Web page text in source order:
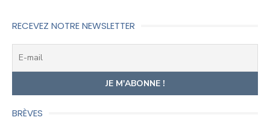
RECEVEZ NOTRE NEWSLETTER
BRÈVES